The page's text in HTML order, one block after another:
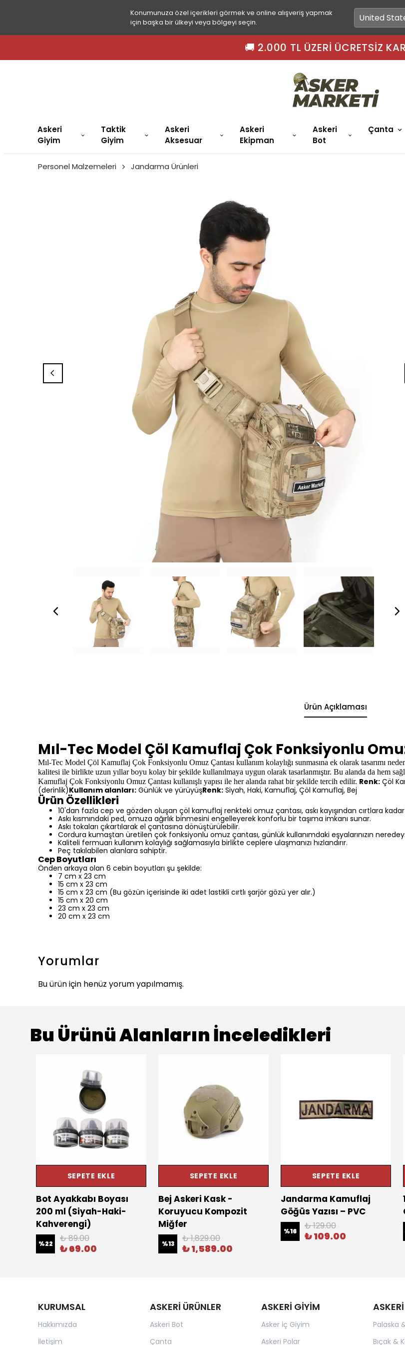
Konumunuza özel içerikleri görmek ve online alışveriş yapmak
için başka bir ülkeyi veya bölgeyi seçin.
🚀 15.00'A KADAR
Askeri
Giyim
Taktik
Giyim
Askeri
Aksesuar
Askeri
Ekipman
Askeri
Bot
Çanta
Personel Malzemeleri Jandarma Ürünleri
Ürün Açıklaması
Mıl-Tec Model Çöl Kamuflaj Çok Fonksiyonlu
Mıl-Tec Model Çöl Kamuflaj Çok Fonksiyonlu Omuz Çantası kullanım kolaylığı sunmasına ek olarak tasarımı
kalitesi ile birlikte uzun yıllar boyu kolay bir şekilde kullanılmaya uygun olarak tasarlanmıştır. Bu alanda da hem
Kamuflaj Çok Fonksiyonlu Omuz Çantası kullanışlı yapısı ile her alanda rahat bir şekilde tercih edilir. Renk: Çöl
(derinlik)Kullanım alanları: Günlük ve yürüyüşRenk: Siyah, Haki, Kamuflaj, Çöl Kamuflaj, Bej
Ürün Özellikleri
10'dan fazla cep ve gözden oluşan çöl kamuflaj renkteki omuz çantası, askı kayışından cırtlara
Askı kısmındaki ped, omuza ağırlık binmesini engelleyerek konforlu bir taşıma imkanı sunar.
Askı tokaları çıkartılarak el çantasına dönüştürülebilir.
Cordura kumaştan üretilen çok fonksiyonlu omuz çantası, günlük kullanımdaki eşyalarınızın
Kaliteli fermuarı kullanım kolaylığı sağlamasıyla birlikte ceplere ulaşmanızı hızlandırır.
Peç takılabilen alanlara sahiptir.
Cep Boyutları
Önden arkaya olan 6 cebin boyutları şu şekilde:
7 cm x 23 cm
15 cm x 23 cm
15 cm x 23 cm (Bu gözün içerisinde iki adet lastikli cırtlı şarjör gözü yer alır.)
15 cm x 20 cm
23 cm x 23 cm
20 cm x 23 cm
Yorumlar
Bu ürün için henüz yorum yapılmamış.
Bu Ürünü Alanların İnceledikleri
SEPETE EKLE
Bot Ayakkabı Boyası
200 ml (Siyah-Haki-
Kahverengi)
%22 ₺ 89.00
₺ 69.00
SEPETE EKLE
Bej Askeri Kask -
Koruyucu Kompozit
Miğfer
%13 ₺ 1,829.00
₺ 1,589.00
SEPETE EKLE
Jandarma Kamuflaj
Göğüs Yazısı – PVC
%16 ₺ 129.00
₺ 109.00
KURUMSAL
Hakkımızda
İletişim
ASKERİ ÜRÜNLER
Askeri Bot
Çanta
ASKERİ GİYİM
Asker İç Giyim
Askeri Polar
Palaska
Bıçak &